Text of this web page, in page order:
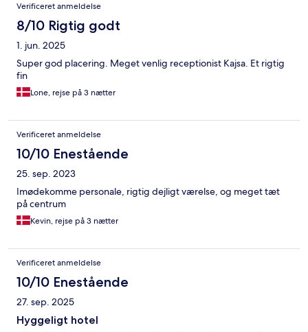
Verificeret anmeldelse
8/10 Rigtig godt
1. jun. 2025
Super god placering. Meget venlig receptionist Kajsa. Et rigtig
fin
Lone, rejse på 3 nætter
Verificeret anmeldelse
10/10 Enestående
25. sep. 2023
Imødekomme personale, rigtig dejligt værelse, og meget tæt
på centrum
Kevin, rejse på 3 nætter
Verificeret anmeldelse
10/10 Enestående
27. sep. 2025
Hyggeligt hotel